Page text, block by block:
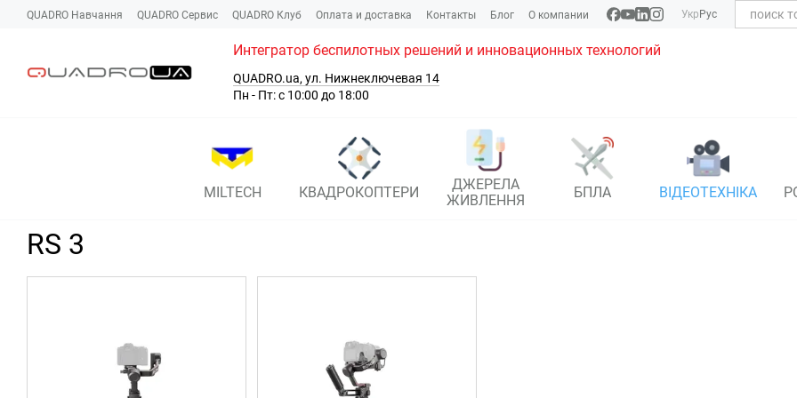
Перейти к основному контенту
QUADRO Навчання QUADRO Сервис QUADRO Клуб Оплата и доставка Контакты Блог О компании Укр Рус
Интегратор беспилотных решений и инновационных технологий
QUADRO.ua, ул. Нижнеключевая 14
Пн - Пт: с 10:00 до 18:00
MILTECH КВАДРОКОПТЕРИ
ДЖЕРЕЛА
ЖИВЛЕННЯ
БПЛА ВІДЕОТЕХНІКА
RS 3